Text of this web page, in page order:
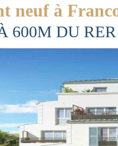
neuf à
600M DU